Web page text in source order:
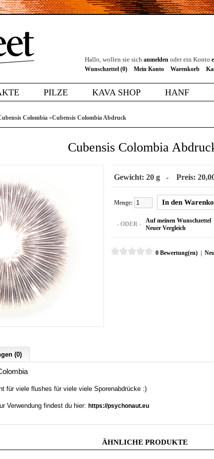
Hallo, wollen sie sich anmelden oder ein Konto
Wunschzettel (0) Mein Konto Warenkorb
PILZE KAVA SHOP HANF
Colombia »Cubensis Colombia Abdruck
Cubensis Colombia
Gewicht: 20 g - Preis:
Menge:
- ODER -
Auf meinen Wunschzettel
Neuer Vergleich
0 Bewertung(en)
(0)
für viele flushes für viele viele Sporenabdrücke :)
Verwendung findest du hier: https://psychonaut.eu
ÄHNLICHE PRODUKTE